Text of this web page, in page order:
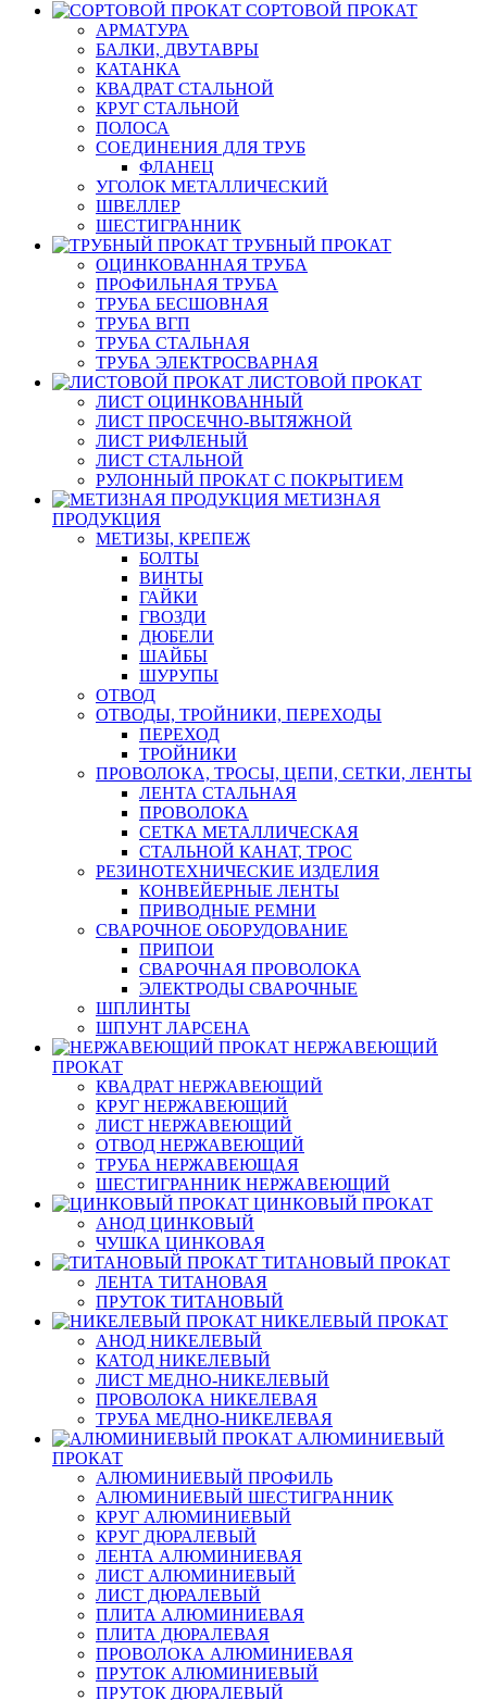
СОРТОВОЙ ПРОКАТ
АРМАТУРА
БАЛКИ, ДВУТАВРЫ
КАТАНКА
КВАДРАТ СТАЛЬНОЙ
КРУГ СТАЛЬНОЙ
ПОЛОСА
СОЕДИНЕНИЯ ДЛЯ ТРУБ
ФЛАНЕЦ
УГОЛОК МЕТАЛЛИЧЕСКИЙ
ШВЕЛЛЕР
ШЕСТИГРАННИК
ТРУБНЫЙ ПРОКАТ
ОЦИНКОВАННАЯ ТРУБА
ПРОФИЛЬНАЯ ТРУБА
ТРУБА БЕСШОВНАЯ
ТРУБА ВГП
ТРУБА СТАЛЬНАЯ
ТРУБА ЭЛЕКТРОСВАРНАЯ
ЛИСТОВОЙ ПРОКАТ
ЛИСТ ОЦИНКОВАННЫЙ
ЛИСТ ПРОСЕЧНО-ВЫТЯЖНОЙ
ЛИСТ РИФЛЕНЫЙ
ЛИСТ СТАЛЬНОЙ
РУЛОННЫЙ ПРОКАТ С ПОКРЫТИЕМ
МЕТИЗНАЯ
ПРОДУКЦИЯ
МЕТИЗЫ, КРЕПЕЖ
БОЛТЫ
ВИНТЫ
ГАЙКИ
ГВОЗДИ
ДЮБЕЛИ
ШАЙБЫ
ШУРУПЫ
ОТВОД
ОТВОДЫ, ТРОЙНИКИ, ПЕРЕХОДЫ
ПЕРЕХОД
ТРОЙНИКИ
ПРОВОЛОКА, ТРОСЫ, ЦЕПИ, СЕТКИ, ЛЕНТЫ
ЛЕНТА СТАЛЬНАЯ
ПРОВОЛОКА
СЕТКА МЕТАЛЛИЧЕСКАЯ
СТАЛЬНОЙ КАНАТ, ТРОС
РЕЗИНОТЕХНИЧЕСКИЕ ИЗДЕЛИЯ
КОНВЕЙЕРНЫЕ ЛЕНТЫ
ПРИВОДНЫЕ РЕМНИ
СВАРОЧНОЕ ОБОРУДОВАНИЕ
ПРИПОИ
СВАРОЧНАЯ ПРОВОЛОКА
ЭЛЕКТРОДЫ СВАРОЧНЫЕ
ШПЛИНТЫ
ШПУНТ ЛАРСЕНА
НЕРЖАВЕЮЩИЙ
ПРОКАТ
КВАДРАТ НЕРЖАВЕЮЩИЙ
КРУГ НЕРЖАВЕЮЩИЙ
ЛИСТ НЕРЖАВЕЮЩИЙ
ОТВОД НЕРЖАВЕЮЩИЙ
ТРУБА НЕРЖАВЕЮЩАЯ
ШЕСТИГРАННИК НЕРЖАВЕЮЩИЙ
ЦИНКОВЫЙ ПРОКАТ
АНОД ЦИНКОВЫЙ
ЧУШКА ЦИНКОВАЯ
ТИТАНОВЫЙ ПРОКАТ
ЛЕНТА ТИТАНОВАЯ
ПРУТОК ТИТАНОВЫЙ
НИКЕЛЕВЫЙ ПРОКАТ
АНОД НИКЕЛЕВЫЙ
КАТОД НИКЕЛЕВЫЙ
ЛИСТ МЕДНО-НИКЕЛЕВЫЙ
ПРОВОЛОКА НИКЕЛЕВАЯ
ТРУБА МЕДНО-НИКЕЛЕВАЯ
АЛЮМИНИЕВЫЙ
ПРОКАТ
АЛЮМИНИЕВЫЙ ПРОФИЛЬ
АЛЮМИНИЕВЫЙ ШЕСТИГРАННИК
КРУГ АЛЮМИНИЕВЫЙ
КРУГ ДЮРАЛЕВЫЙ
ЛЕНТА АЛЮМИНИЕВАЯ
ЛИСТ АЛЮМИНИЕВЫЙ
ЛИСТ ДЮРАЛЕВЫЙ
ПЛИТА АЛЮМИНИЕВАЯ
ПЛИТА ДЮРАЛЕВАЯ
ПРОВОЛОКА АЛЮМИНИЕВАЯ
ПРУТОК АЛЮМИНИЕВЫЙ
ПРУТОК ДЮРАЛЕВЫЙ